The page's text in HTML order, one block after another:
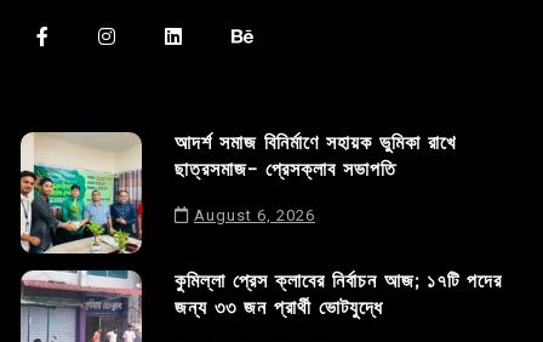
আদর্শ সমাজ বিনির্মাণে সহায়ক ভুমিকা রাখে
ছাত্রসমাজ- প্রেসক্লাব সভাপতি
August 6, 2026
কুমিল্লা প্রেস ক্লাবের নির্বাচন আজ; ১৭টি পদের
জন্য ৩৩ জন প্রার্থী ভোটযুদ্ধে